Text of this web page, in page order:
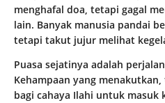
menghafal doa, tetapi gagal
lain. Banyak manusia pandai
tetapi takut jujur melihat
Puasa sejatinya adalah
Kehampaan yang
bagi cahaya Ilahi untuk masuk